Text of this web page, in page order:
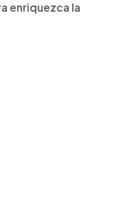
enriquezca la